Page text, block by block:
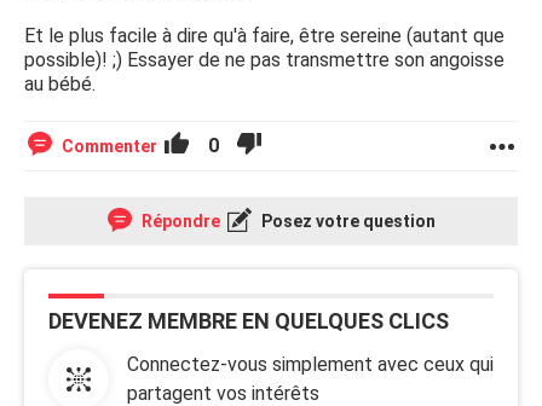
Et le plus facile à dire qu'à faire, être sereine (autant que
possible)! ;) Essayer de ne pas transmettre son angoisse
au bébé.
Commenter 0
Répondre Posez votre question
DEVENEZ MEMBRE EN QUELQUES CLICS
Connectez-vous simplement avec ceux qui
partagent vos intérêts